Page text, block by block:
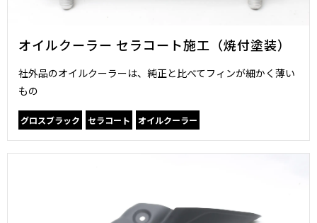
オイルクーラー セラコート施工（焼付塗装）
社外品のオイルクーラーは、純正と比べてフィンが細かく薄い
もの
グロスブラック セラコート オイルクーラー